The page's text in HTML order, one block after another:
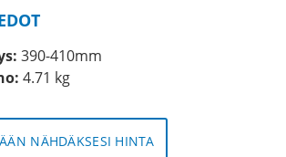
390-410mm
4.71 kg
NÄHDÄKSESI HINTA